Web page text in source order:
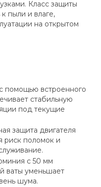
Класс защиты
к пыли и влаге,
на открытом
помощью встроенного
стабильную
под текущие
защита двигателя
риск поломок и
с 50 мм
ваты уменьшает
шума.